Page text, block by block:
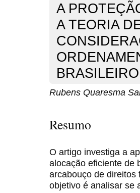
A
A TEORIA
BRASILEIRO
Rubens Quaresma
Resumo
O artigo investiga a
alocação eficiente de
arcabouço de direitos
objetivo é analisar se